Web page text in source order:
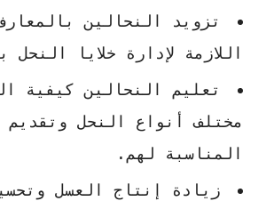
تزويد النحالين
اللازمة لإدارة خلايا النحل
تعليم النحالين كيفية
مختلف أنواع النحل وتقديم
المناسبة لهم.
زيادة إنتاج العسل